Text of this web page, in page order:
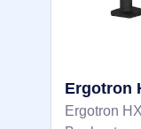
Ergotron